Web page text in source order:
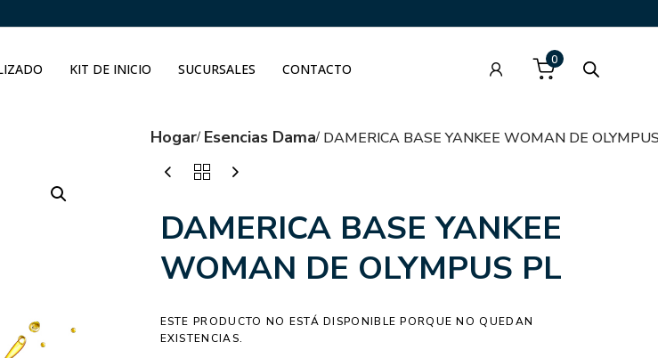
KIT DE INICIO SUCURSALES CONTACTO
0
Hogar Esencias Dama DAMERICA BASE YANKEE WOMAN DE
DAMERICA BASE YANKEE
WOMAN DE OLYMPUS PL
ESTE PRODUCTO NO ESTÁ DISPONIBLE PORQUE NO QUEDAN
EXISTENCIAS.